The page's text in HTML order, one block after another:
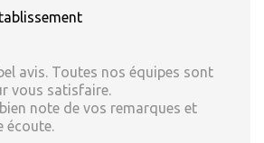
avis. Toutes nos équipes sont
vous satisfaire.
note de vos remarques et
écoute.